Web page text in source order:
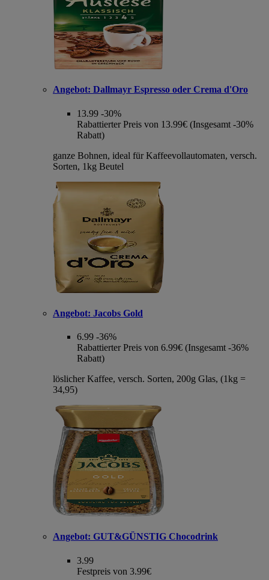
Angebot: Dallmayr Espresso oder Crema d'Oro
13.99 -30%
Rabattierter Preis von 13.99€ (Insgesamt -30%
Rabatt)
ganze Bohnen, ideal für Kaffeevollautomaten, versch.
Sorten, 1kg Beutel
Angebot: Jacobs Gold
6.99 -36%
Rabattierter Preis von 6.99€ (Insgesamt -36%
Rabatt)
löslicher Kaffee, versch. Sorten, 200g Glas, (1kg =
34,95)
Angebot: GUT&GÜNSTIG Chocodrink
3.99
Festpreis von 3.99€